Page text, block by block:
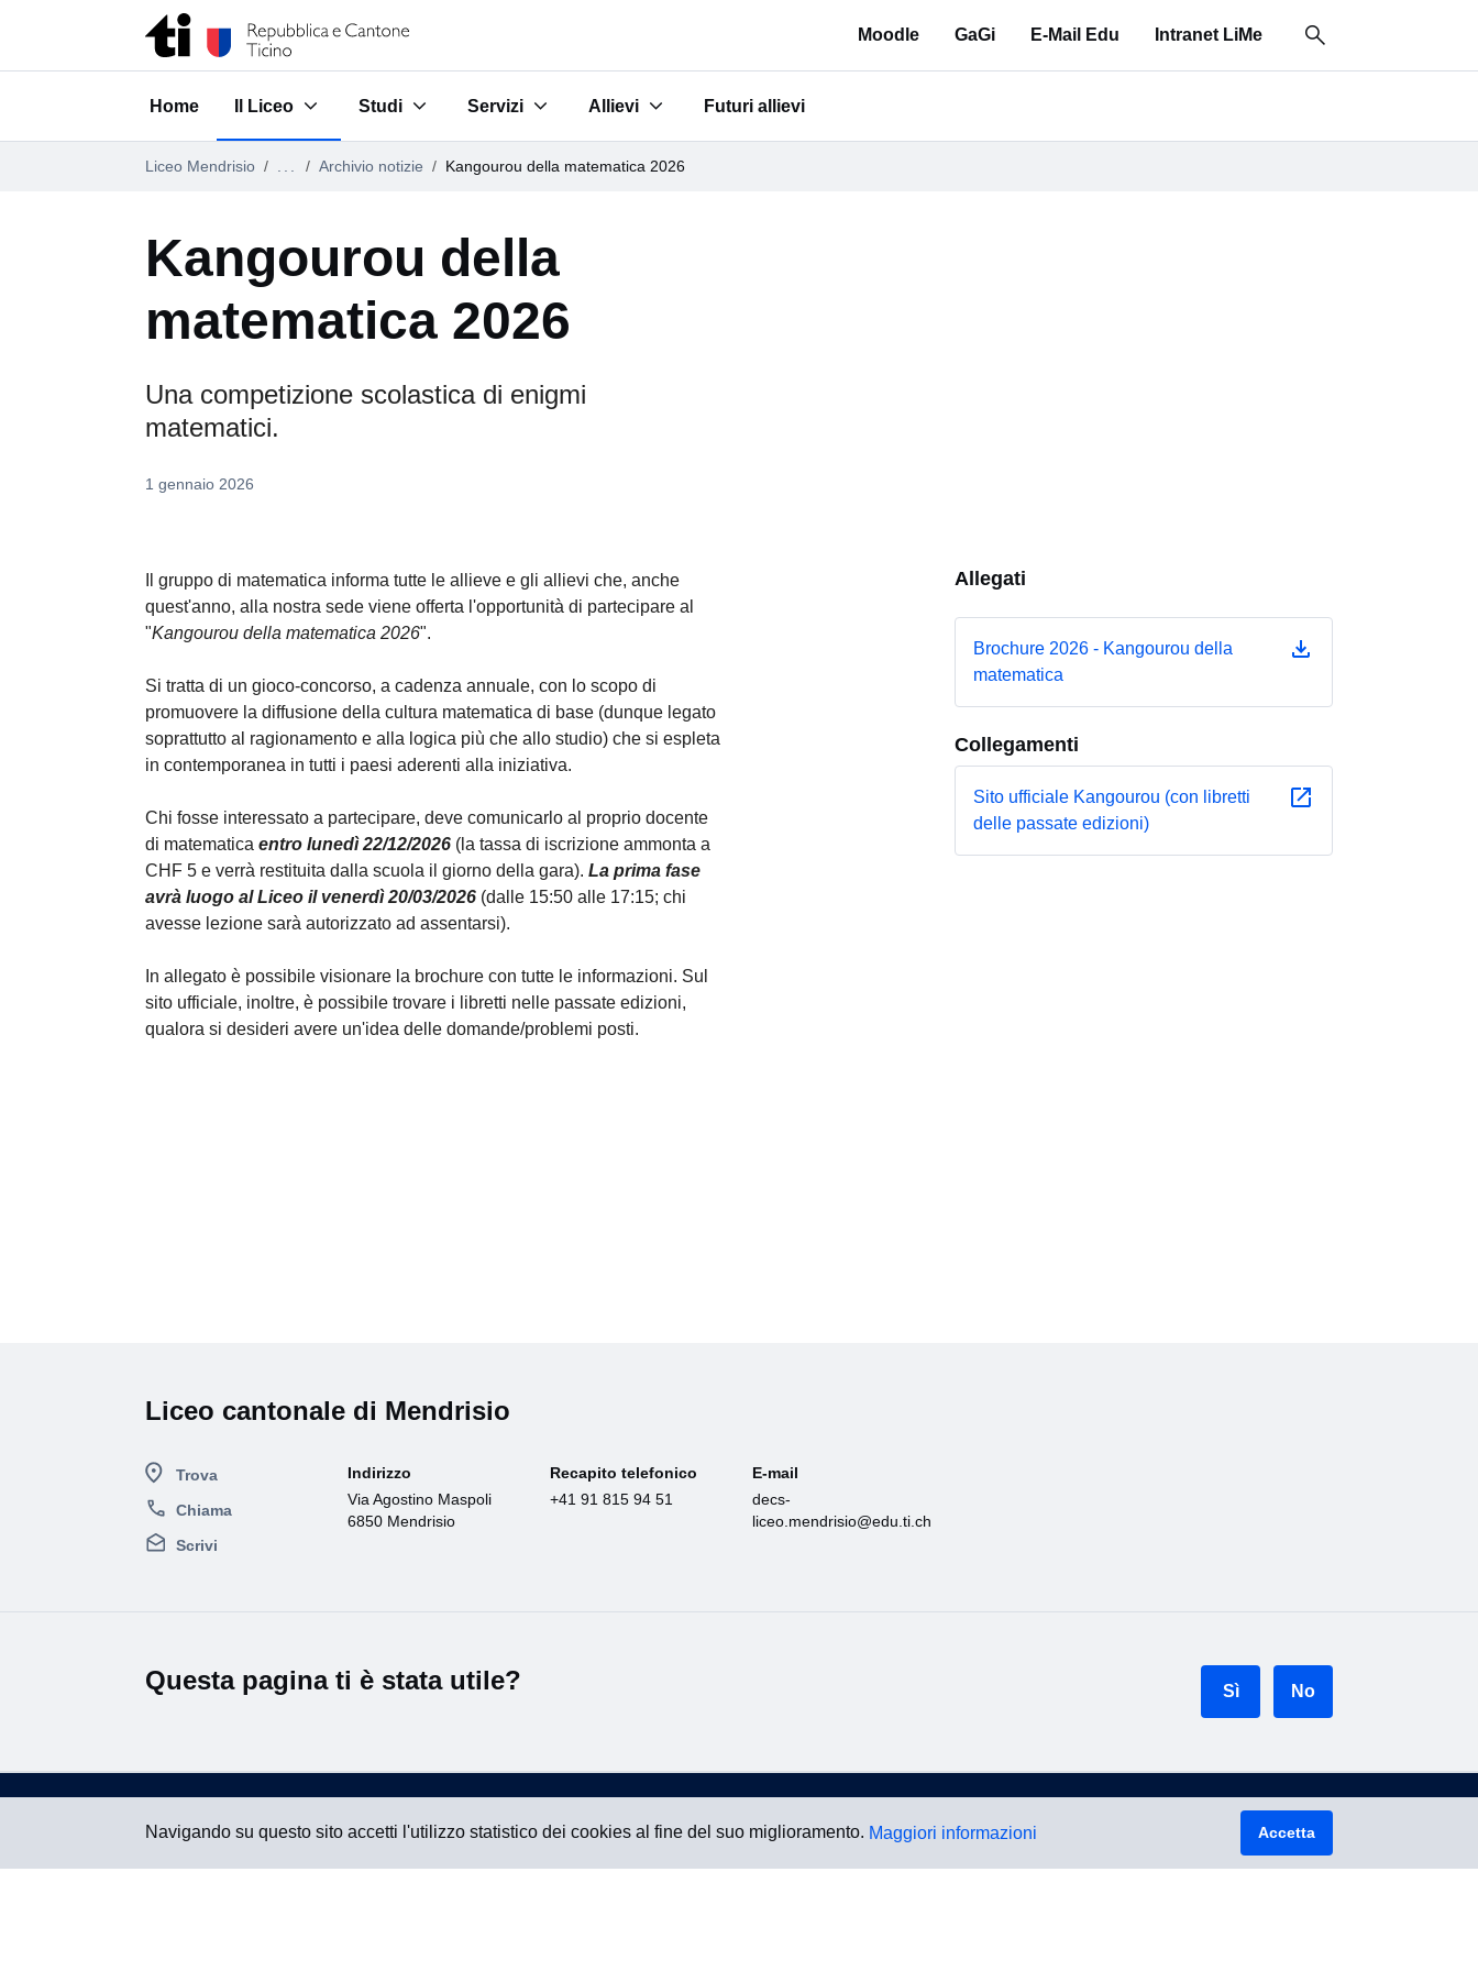
Navigando su questo sito accetti l'utilizzo statistico dei cookies al fine del suo miglioramento. Maggiori informazioni Accetta
Vai al contenuto della pagina
Moodle
GaGi E-Mail Edu Intranet LiMe
Home Il Liceo
Submenu for "Il Liceo"
Studi
Submenu for "Studi"
Servizi
Submenu for "Servizi"
Allievi
Submenu for "Allievi"
Futuri allievi
Liceo Mendrisio Archivio notizie Kangourou della matematica 2026
Kangourou della
matematica 2026
Una competizione scolastica di enigmi
matematici.
1 gennaio 2026
Il gruppo di matematica informa tutte le allieve e gli allievi che, anche
quest'anno, alla nostra sede viene offerta l'opportunità di partecipare al
"Kangourou della matematica 2026".
Si tratta di un gioco-concorso, a cadenza annuale, con lo scopo di
promuovere la diffusione della cultura matematica di base (dunque legato
soprattutto al ragionamento e alla logica più che allo studio) che si espleta
in contemporanea in tutti i paesi aderenti alla iniziativa.
Chi fosse interessato a partecipare, deve comunicarlo al proprio docente
di matematica entro lunedì 22/12/2026 (la tassa di iscrizione ammonta a
CHF 5 e verrà restituita dalla scuola il giorno della gara). La prima fase
avrà luogo al Liceo il venerdì 20/03/2026 (dalle 15:50 alle 17:15; chi
avesse lezione sarà autorizzato ad assentarsi).
In allegato è possibile visionare la brochure con tutte le informazioni. Sul
sito ufficiale, inoltre, è possibile trovare i libretti nelle passate edizioni,
qualora si desideri avere un'idea delle domande/problemi posti.
Allegati
Brochure 2026 - Kangourou della
matematica
Collegamenti
Sito ufficiale Kangourou (con libretti
delle passate edizioni)
Liceo cantonale di Mendrisio
Trova
Chiama
Scrivi
Indirizzo
Via Agostino Maspoli
6850 Mendrisio
Recapito telefonico
+41 91 815 94 51
E-mail
decs-
liceo.mendrisio@edu.ti.ch
Questa pagina ti è stata utile? Sì No